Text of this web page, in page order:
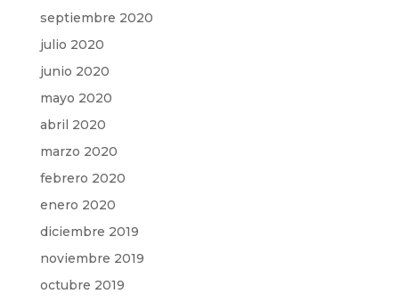
septiembre 2020
julio 2020
junio 2020
mayo 2020
abril 2020
marzo 2020
febrero 2020
enero 2020
diciembre 2019
noviembre 2019
octubre 2019